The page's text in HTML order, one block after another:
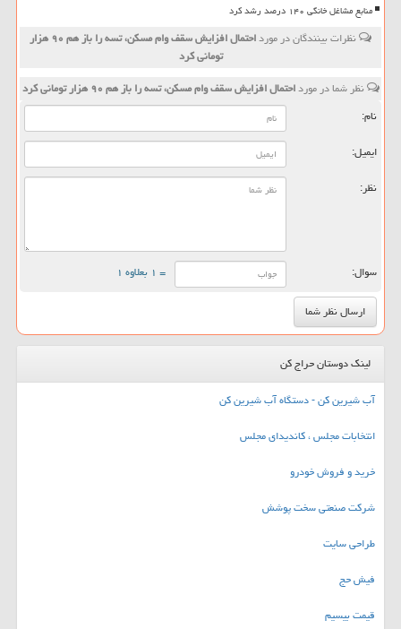
منابع مشاغل خانگی ۱۴۰ درصد رشد کرد
نظرات بینندگان در مورد
احتمال افزایش سقف وام مسكن، تسه را باز هم ۹۰ هزار
تومانی كرد
نظر شما در مورداحتمال افزایش سقف وام مسكن، تسه را باز هم ۹۰ هزار تومانی كرد
نام:
ایمیل:
نظر:
سوال: = ۱ بعلاوه ۱
لینک دوستان حراج کن
آب شیرین کن - دستگاه آب شیرین کن
انتخابات مجلس ، کاندیدای مجلس
خرید و فروش خودرو
شرکت صنعتی سخت پوشش
طراحی سایت
فیش حج
قیمت بیسیم